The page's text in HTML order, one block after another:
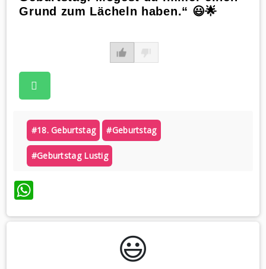
Grund zum Lächeln haben.“ 😃🌟
#18. Geburtstag #geburtstag
#geburtstag Lustig
WhatsApp
😃️